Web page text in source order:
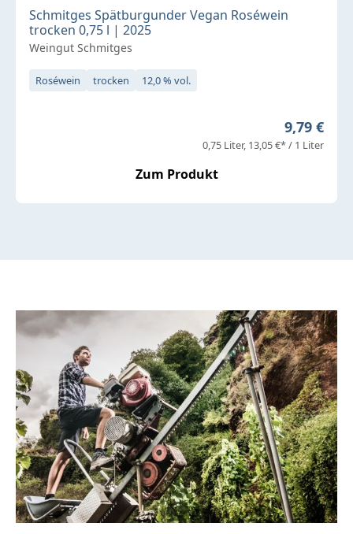
Schmitges Spätburgunder Vegan Roséwein
trocken 0,75 l | 2025
Weingut Schmitges
Roséwein trocken 12,0 % vol.
Regulärer
9,79 €
0,75 Liter 13,05 €* / 1 Liter
Zum Produkt